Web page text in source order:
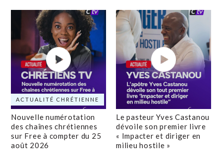
ACTUALITÉ CHRÉTIENNE
Nouvelle numérotation
des chaînes chrétiennes
sur Free à compter du 25
août 2026
Le pasteur Yves Castanou
dévoile son premier livre
« Impacter et diriger en
milieu hostile »